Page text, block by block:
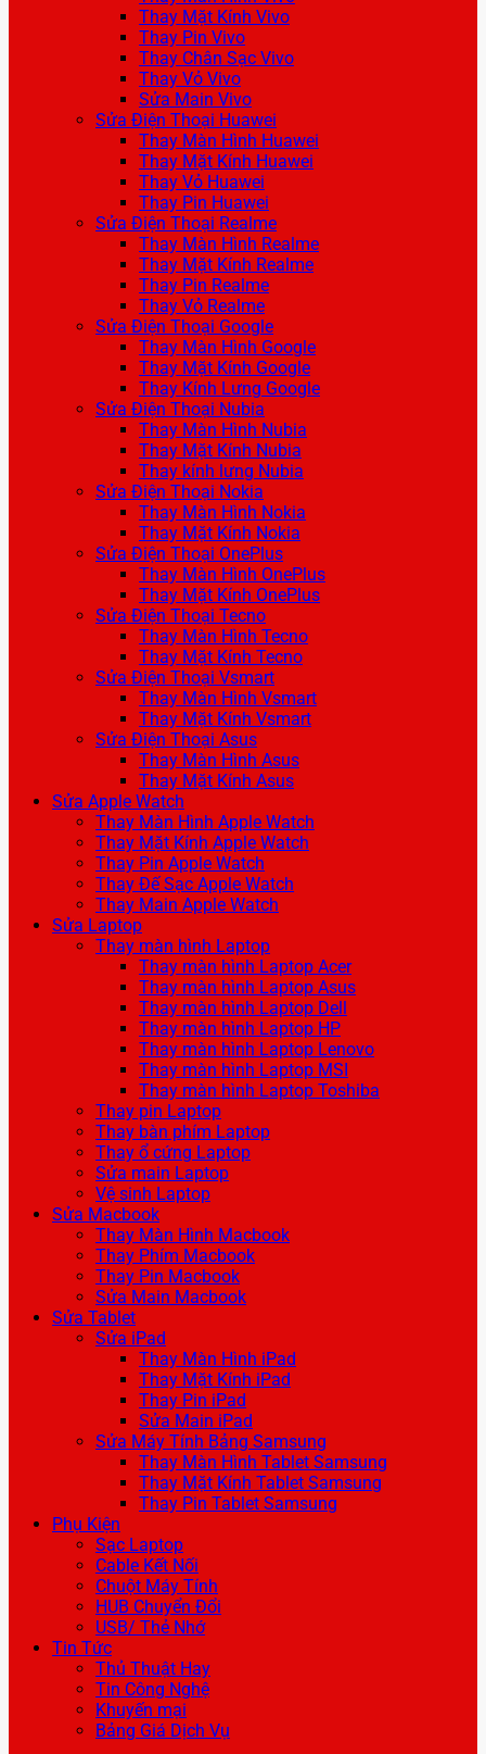
Thay Mặt Kính Vivo
Thay Pin Vivo
Thay Chân Sạc Vivo
Thay Vỏ Vivo
Sửa Main Vivo
Sửa Điện Thoại Huawei
Thay Màn Hình Huawei
Thay Mặt Kính Huawei
Thay Vỏ Huawei
Thay Pin Huawei
Sửa Điện Thoại Realme
Thay Màn Hình Realme
Thay Mặt Kính Realme
Thay Pin Realme
Thay Vỏ Realme
Sửa Điện Thoại Google
Thay Màn Hình Google
Thay Mặt Kính Google
Thay Kính Lưng Google
Sửa Điện Thoại Nubia
Thay Màn Hình Nubia
Thay Mặt Kính Nubia
Thay kính lưng Nubia
Sửa Điện Thoại Nokia
Thay Màn Hình Nokia
Thay Mặt Kính Nokia
Sửa Điện Thoại OnePlus
Thay Màn Hình OnePlus
Thay Mặt Kính OnePlus
Sửa Điện Thoại Tecno
Thay Màn Hình Tecno
Thay Mặt Kính Tecno
Sửa Điện Thoại Vsmart
Thay Màn Hình Vsmart
Thay Mặt Kính Vsmart
Sửa Điện Thoại Asus
Thay Màn Hình Asus
Thay Mặt Kính Asus
Sửa Apple Watch
Thay Màn Hình Apple Watch
Thay Mặt Kính Apple Watch
Thay Pin Apple Watch
Thay Đế Sạc Apple Watch
Thay Main Apple Watch
Sửa Laptop
Thay màn hình Laptop
Thay màn hình Laptop Acer
Thay màn hình Laptop Asus
Thay màn hình Laptop Dell
Thay màn hình Laptop HP
Thay màn hình Laptop Lenovo
Thay màn hình Laptop MSI
Thay màn hình Laptop Toshiba
Thay pin Laptop
Thay bàn phím Laptop
Thay ổ cứng Laptop
Sửa main Laptop
Vệ sinh Laptop
Sửa Macbook
Thay Màn Hình Macbook
Thay Phím Macbook
Thay Pin Macbook
Sửa Main Macbook
Sửa Tablet
Sửa iPad
Thay Màn Hình iPad
Thay Mặt Kính iPad
Thay Pin iPad
Sửa Main iPad
Sửa Máy Tính Bảng Samsung
Thay Màn Hình Tablet Samsung
Thay Mặt Kính Tablet Samsung
Thay Pin Tablet Samsung
Phụ Kiện
Sạc Laptop
Cable Kết Nối
Chuột Máy Tính
HUB Chuyển Đổi
USB/ Thẻ Nhớ
Tin Tức
Thủ Thuật Hay
Tin Công Nghệ
Khuyến mại
Bảng Giá Dịch Vụ